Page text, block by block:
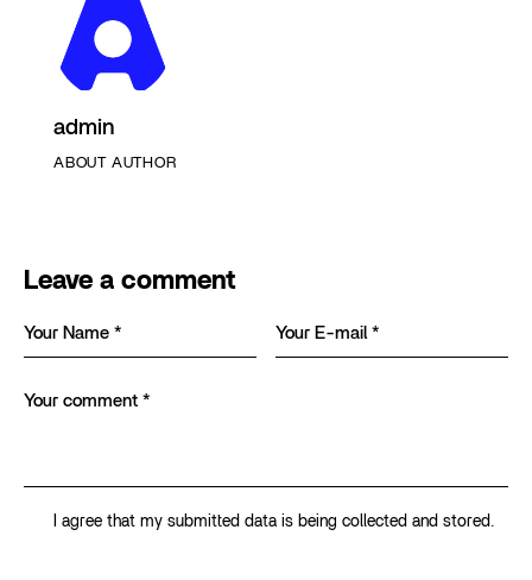
admin
ABOUT AUTHOR
Leave a comment
I agree that my submitted data is being collected and stored.